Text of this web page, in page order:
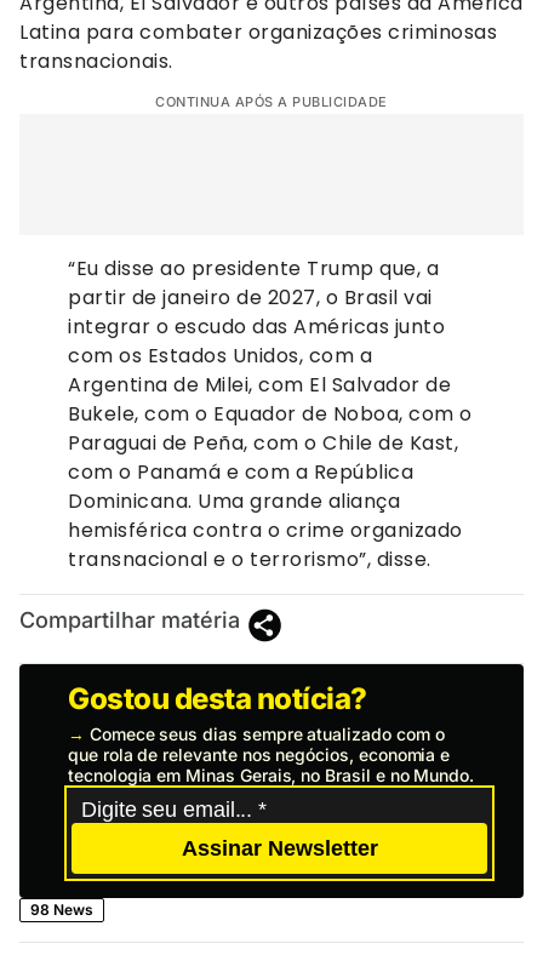
Latina para combater organizações criminosas
transnacionais.
CONTINUA APÓS A PUBLICIDADE
“Eu disse ao presidente Trump que, a
partir de janeiro de 2027, o Brasil vai
integrar o escudo das Américas junto
com os Estados Unidos, com a
Argentina de Milei, com El Salvador de
Bukele, com o Equador de Noboa, com o
Paraguai de Peña, com o Chile de Kast,
com o Panamá e com a República
Dominicana. Uma grande aliança
hemisférica contra o crime organizado
transnacional e o terrorismo”, disse.
Compartilhar matéria
Gostou desta notícia?
→ Comece seus dias sempre atualizado com o
que rola de relevante nos negócios, economia e
tecnologia em Minas Gerais, no Brasil e no Mundo.
Assinar Newsletter
98 News